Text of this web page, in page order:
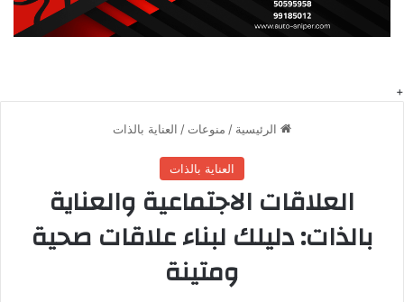
الأهداف والحدود الشخصية هو أحد المفاهيم المهمة التي تلقى
اهتماماً متزايداً في السنوات الأخيرة. ببساطة، يشير الأهداف والحدود
خبرة سابقة، فهم أساسيات الأهداف والحدود الشخصية هو الخطوة
الأولى للاستفادة القصوى من فوائده المتعددة.